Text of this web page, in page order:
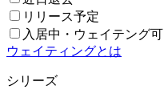
リリース予定
入居中・ウェイテング可
ウェイティングとは
シリーズ